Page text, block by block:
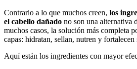
Contrario a lo que muchos creen, los
el cabello dañado no son una alternativa
muchos casos, la solución más completa
capas: hidratan, sellan, nutren y
Aquí están los ingredientes con mayor